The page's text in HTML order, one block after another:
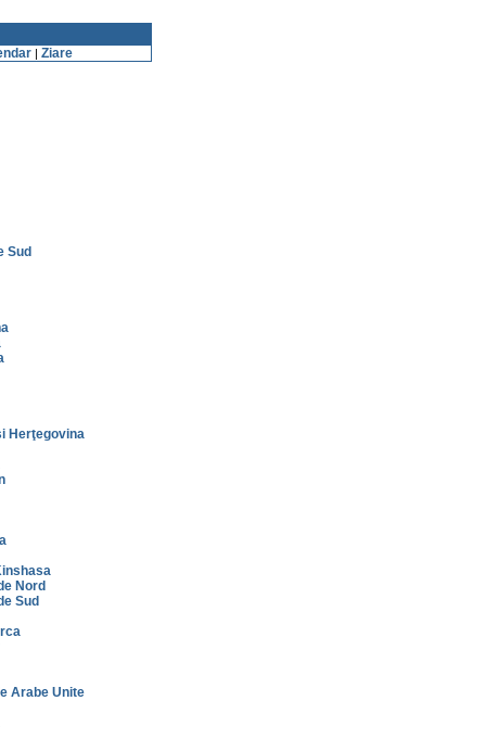
| Ziare
Sud
Herţegovina
Nord
Sud
Arabe Unite